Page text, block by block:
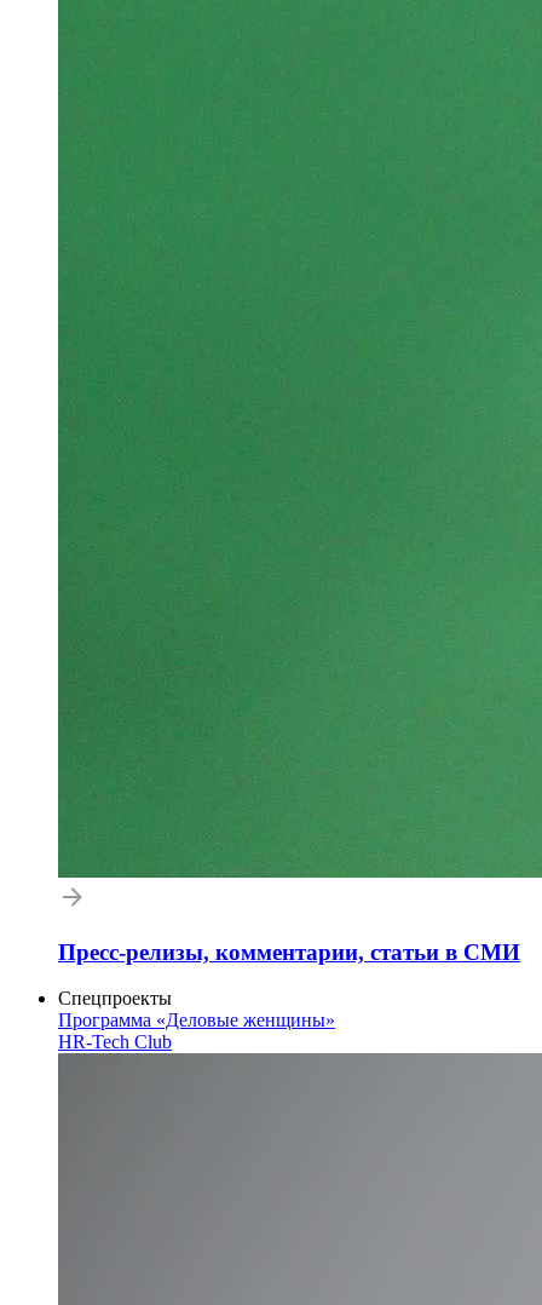
Пресс-релизы, комментарии, статьи в СМИ
Спецпроекты
Программа «Деловые женщины»
HR-Tech Club